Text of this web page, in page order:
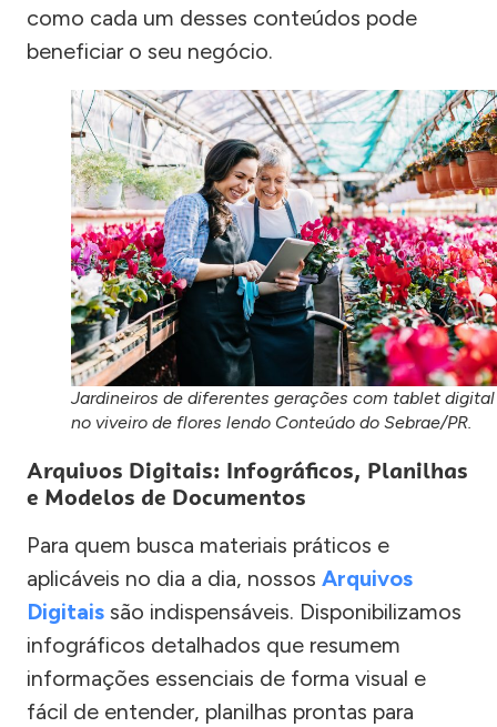
como cada um desses conteúdos pode
beneficiar o seu negócio.
Jardineiros de diferentes gerações com tablet digital
no viveiro de flores lendo Conteúdo do Sebrae/PR.
Arquivos Digitais: Infográficos, Planilhas
e Modelos de Documentos
Para quem busca materiais práticos e
aplicáveis no dia a dia, nossos Arquivos
Digitais são indispensáveis. Disponibilizamos
infográficos detalhados que resumem
informações essenciais de forma visual e
fácil de entender, planilhas prontas para